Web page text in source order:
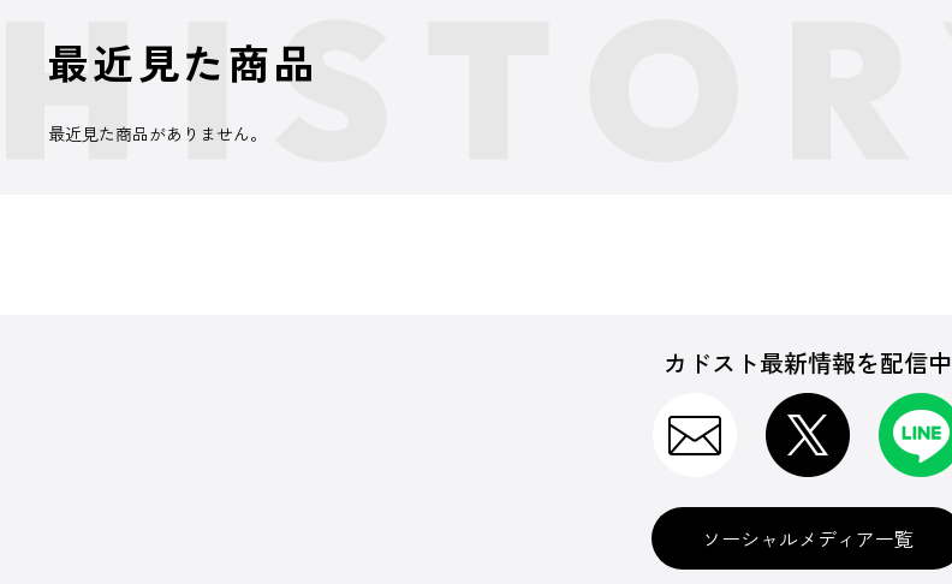
最近見た商品
最近見た商品がありません。
カドスト最新情報を配信中
ソーシャルメディア一覧